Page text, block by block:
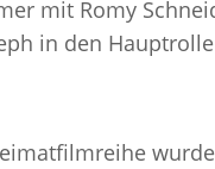
mit Romy
in den